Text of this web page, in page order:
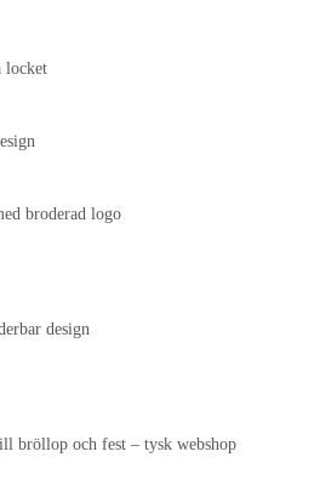
locket
broderad logo
design
bröllop och fest – tysk webshop